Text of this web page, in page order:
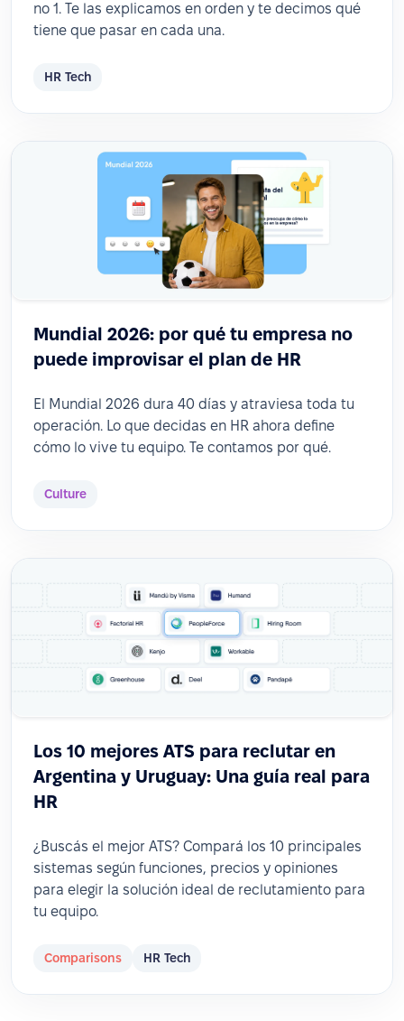
no 1. Te las explicamos en orden y te decimos qué
tiene que pasar en cada una.
HR Tech
Mundial 2026: por qué tu empresa no
puede improvisar el plan de HR
El Mundial 2026 dura 40 días y atraviesa toda tu
operación. Lo que decidas en HR ahora define
cómo lo vive tu equipo. Te contamos por qué.
Culture
Los 10 mejores ATS para reclutar en
Argentina y Uruguay: Una guía real para
HR
¿Buscás el mejor ATS? Compará los 10 principales
sistemas según funciones, precios y opiniones
para elegir la solución ideal de reclutamiento para
tu equipo.
Comparisons HR Tech